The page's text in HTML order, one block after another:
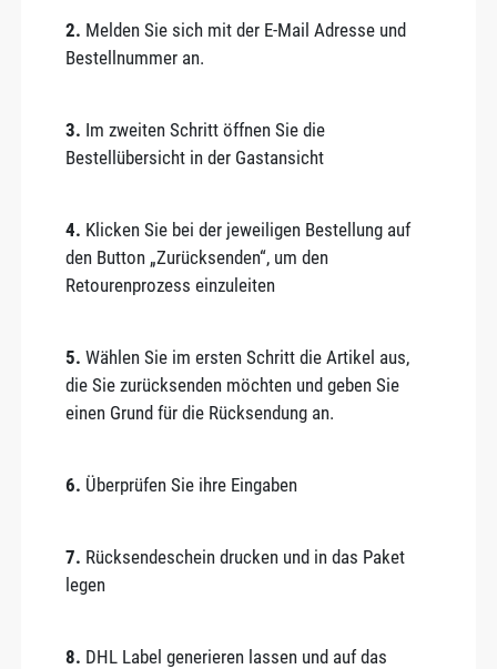
2. Melden Sie sich mit der E-Mail Adresse und
Bestellnummer an.
3. Im zweiten Schritt öffnen Sie die
Bestellübersicht in der Gastansicht
4. Klicken Sie bei der jeweiligen Bestellung auf
den Button „Zurücksenden“, um den
Retourenprozess einzuleiten
5.Wählen Sie im ersten Schritt die Artikel aus,
die Sie zurücksenden möchten und geben Sie
einen Grund für die Rücksendung an.
6. Überprüfen Sie ihre Eingaben
7. Rücksendeschein drucken und in das Paket
legen
8. DHL Label generieren lassen und auf das